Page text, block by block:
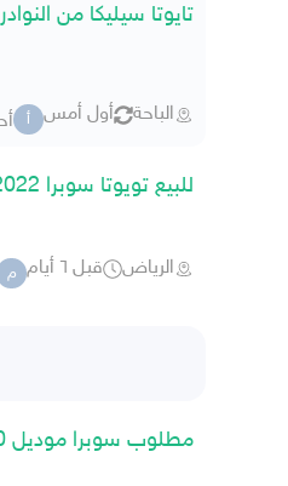
تايوتا سيليكا من النوادر
الباحة أول أمس أ
للبيع تويوتا سوبرا 2022 - V6 لون البرتقالي النادر وارد كندا
الرياض قبل ٦ أيام م
مطلوب سوبرا موديل 90